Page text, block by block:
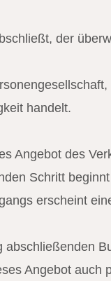
der
handelt.
Angebot des
Schritt
erscheint
Angebot auch